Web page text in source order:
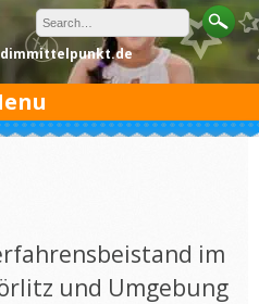
im
und Umgebung